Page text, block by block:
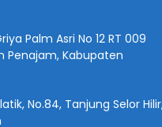
Palm Asri No 12 RT 009
Penajam, Kabupaten
No.84, Tanjung Selor